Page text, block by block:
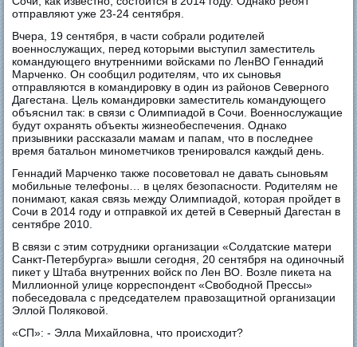
отправляют уже 23-24 сентября.
Вчера, 19 сентября, в части собрали родителей
военнослужащих, перед которыми выступил заместитель
командующего внутренними войсками по ЛенВО Геннадий
Марченко. Он сообщил родителям, что их сыновья
отправляются в командировку в один из районов Северного
Дагестана. Цель командировки заместитель командующего
объяснил так: в связи с Олимпиадой в Сочи. Военнослужащие
будут охранять объекты жизнеобеспечения. Однако
призывники рассказали мамам и папам, что в последнее
время батальон минометчиков тренировался каждый день.
Геннадий Марченко также посоветовал не давать сыновьям
мобильные телефоны… в целях безопасности. Родителям не
понимают, какая связь между Олимпиадой, которая пройдет в
Сочи в 2014 году и отправкой их детей в Северный Дагестан в
сентябре 2010.
В связи с этим сотрудники организации «Солдатские матери
Санкт-Петербурга» вышли сегодня, 20 сентября на одиночный
пикет у Штаба внутренних войск по Лен ВО. Возле пикета на
Миллионной улице корреспондент «Свободной Прессы»
побеседовала с председателем правозащитной организации
Эллой Поляковой.
«СП»: - Элла Михайловна, что происходит?